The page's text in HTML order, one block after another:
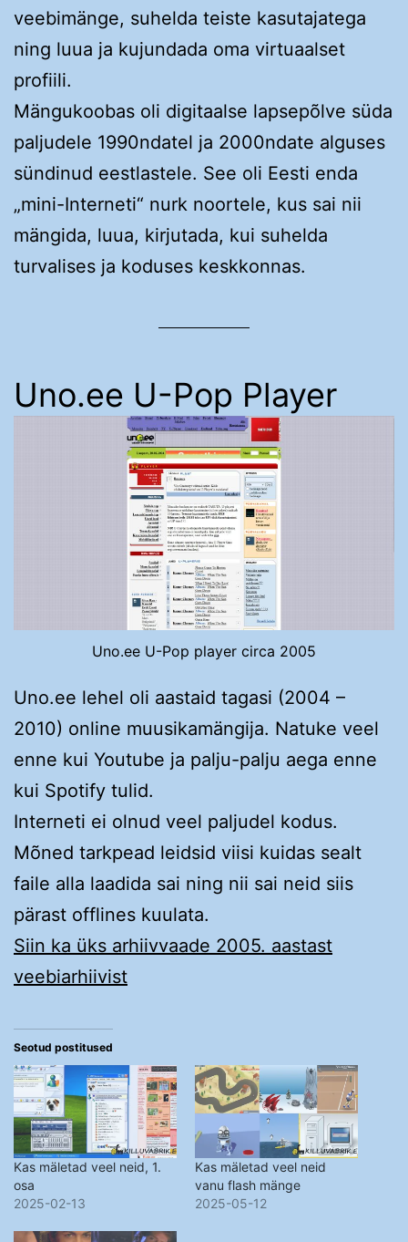
veebimänge, suhelda teiste kasutajatega
ning luua ja kujundada oma virtuaalset
profiili.
Mängukoobas oli digitaalse lapsepõlve süda
paljudele 1990ndatel ja 2000ndate alguses
sündinud eestlastele. See oli Eesti enda
„mini-Interneti“ nurk noortele, kus sai nii
mängida, luua, kirjutada, kui suhelda
turvalises ja koduses keskkonnas.
Uno.ee U-Pop Player
Uno.ee U-Pop player circa 2005
Uno.ee lehel oli aastaid tagasi (2004 –
2010) online muusikamängija. Natuke veel
enne kui Youtube ja palju-palju aega enne
kui Spotify tulid.
Interneti ei olnud veel paljudel kodus.
Mõned tarkpead leidsid viisi kuidas sealt
faile alla laadida sai ning nii sai neid siis
pärast offlines kuulata.
Siin ka üks arhiivvaade 2005. aastast
veebiarhiivist
Seotud postitused
Kas mäletad veel neid, 1.
osa
2025-02-13
Kas mäletad veel neid
vanu flash mänge
2025-05-12